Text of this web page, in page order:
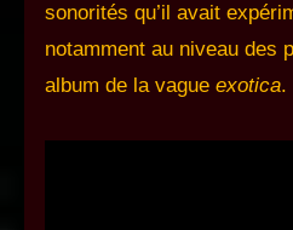
sonorités qu’il avait
notamment au niveau des
album de la vague exotica.